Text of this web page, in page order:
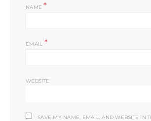
NAME*
EMAIL *
WEBSITE
SAVE MY NAME, EMAIL, AND WEBSITE IN